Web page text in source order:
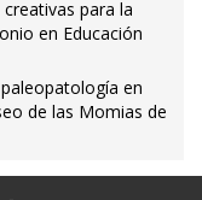
para la
en Educación
en
de las Momias de